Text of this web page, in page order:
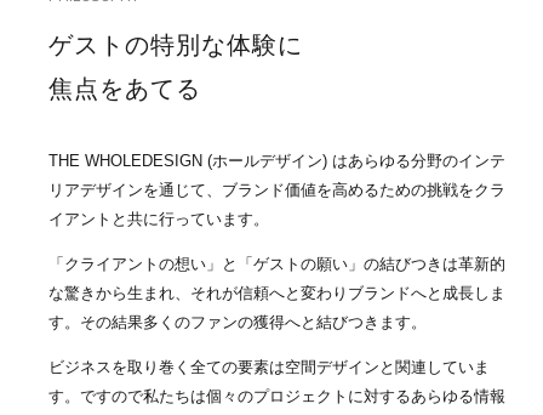
ゲストの特別な体験に
焦点をあてる
THE WHOLEDESIGN (ホールデザイン) はあらゆる分野のインテ
リアデザインを通じて、ブランド価値を高めるための挑戦をクラ
イアントと共に行っています。
「クライアントの想い」と「ゲストの願い」の結びつきは革新的
な驚きから生まれ、それが信頼へと変わりブランドへと成長しま
す。その結果多くのファンの獲得へと結びつきます。
ビジネスを取り巻く全ての要素は空間デザインと関連していま
す。ですので私たちは個々のプロジェクトに対するあらゆる情報